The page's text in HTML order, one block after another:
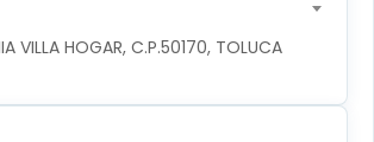
VILLA HOGAR, C.P.50170, TOLUCA